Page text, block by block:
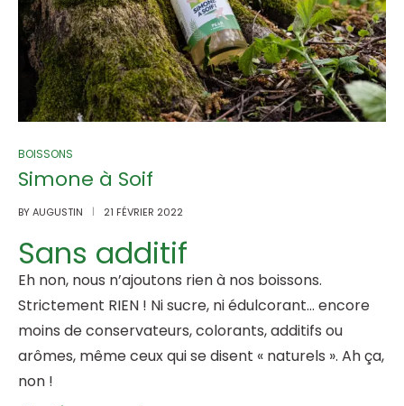
BOISSONS
Simone à Soif
BYAUGUSTIN 21 FÉVRIER 2022
Sans additif
Eh non, nous n’ajoutons rien à nos boissons.
Strictement RIEN ! Ni sucre, ni édulcorant… encore
moins de conservateurs, colorants, additifs ou
arômes, même ceux qui se disent « naturels ». Ah ça,
non !